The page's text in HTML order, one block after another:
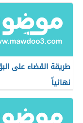
طريقة القضاء على
نهائياً